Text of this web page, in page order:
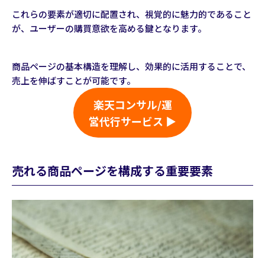
これらの要素が適切に配置され、視覚的に魅力的であること
が、ユーザーの購買意欲を高める鍵となります。
商品ページの基本構造を理解し、効果的に活用することで、
売上を伸ばすことが可能です。
楽天コンサル/運
営代行サービス ▶
売れる商品ページを構成する重要要素